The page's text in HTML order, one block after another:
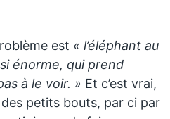
est « l’éléphant au
énorme, qui prend
à le voir. » Et c’est vrai,
des petits bouts, par ci par